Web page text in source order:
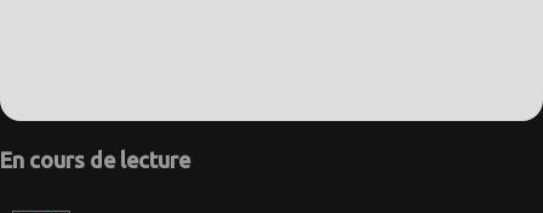
En cours de lecture